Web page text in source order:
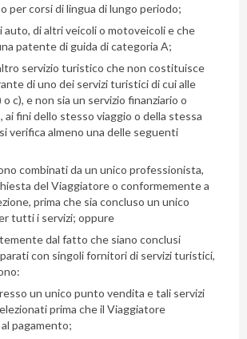
per corsi di lingua di lungo periodo;
auto, di altri veicoli o motoveicoli e che
patente di guida di categoria A;
servizio turistico che non costituisce
di uno dei servizi turistici di cui alle
c), e non sia un servizio finanziario o
ai fini dello stesso viaggio o della stessa
verifica almeno una delle seguenti
combinati da un unico professionista,
del Viaggiatore o conformemente a
prima che sia concluso un unico
tutti i servizi; oppure
dal fatto che siano conclusi
con singoli fornitori di servizi turistici,
un unico punto vendita e tali servizi
prima che il Viaggiatore
pagamento;